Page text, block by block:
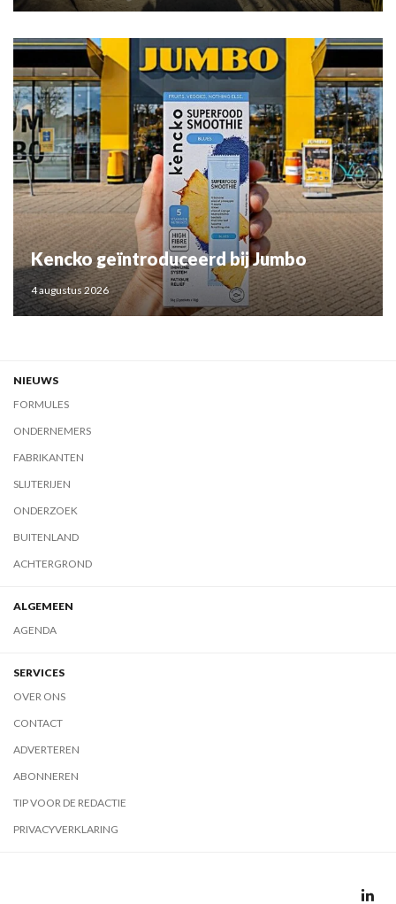
Kencko geïntroduceerd bij Jumbo
4 augustus 2026
NIEUWS
FORMULES
ONDERNEMERS
FABRIKANTEN
SLIJTERIJEN
ONDERZOEK
BUITENLAND
ACHTERGROND
ALGEMEEN
AGENDA
SERVICES
OVER ONS
CONTACT
ADVERTEREN
ABONNEREN
TIP VOOR DE REDACTIE
PRIVACYVERKLARING